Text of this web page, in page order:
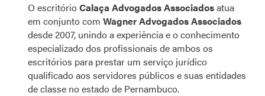
O escritórioCalaça Advogados Associadosatua
em conjunto com Wagner Advogados Associados
desde 2007, unindo a experiência e o conhecimento
especializado dos profissionais de ambos os
escritórios para prestar um serviço jurídico
qualificado aos servidores públicos e suas entidades
de classe no estado de Pernambuco.